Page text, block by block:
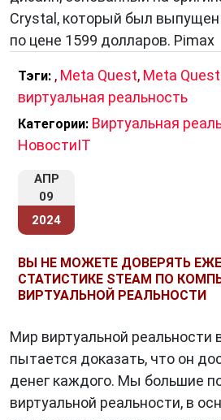
Crystal, который был выпущен
по цене 1599 долларов. Pimax
Тэги: , Meta Quest, Meta
виртуальная реальность
Категории: Виртуальная
НовостиIT
АПР
09
2024
ВЫ НЕ МОЖЕТЕ ДОВЕРЯТЬ
СТАТИСТИКЕ STEAM ПО
ВИРТУАЛЬНОЙ РЕАЛЬНОСТИ
Мир виртуальной реальности
пытается доказать, что он
денег каждого. Мы большие
виртуальной реальности, в